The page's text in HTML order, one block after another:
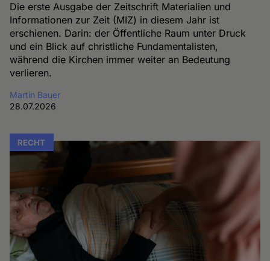
Die erste Ausgabe der Zeitschrift Materialien und
Informationen zur Zeit (MIZ) in diesem Jahr ist
erschienen. Darin: der Öffentliche Raum unter Druck
und ein Blick auf christliche Fundamentalisten,
während die Kirchen immer weiter an Bedeutung
verlieren.
Martin Bauer
28.07.2026
RECHT